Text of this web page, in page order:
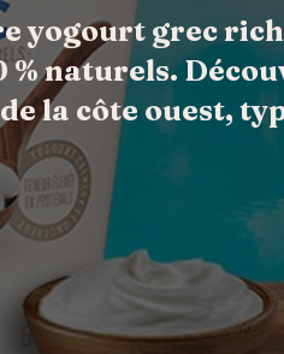
yogourt grec
naturels.
la côte ouest,